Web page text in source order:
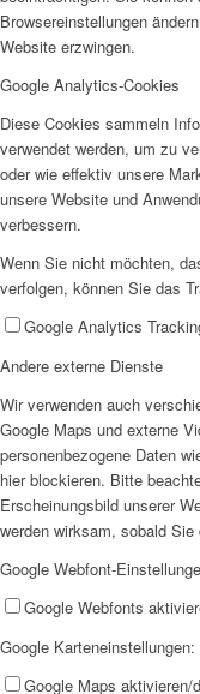
Browsereinstellungen
Website erzwingen.
Google Analytics-Cookies
Diese Cookies sammeln
verwendet werden, um zu
oder wie effektiv unsere
unsere Website und
verbessern.
Wenn Sie nicht möchten,
verfolgen, können Sie das
Google Analytics
Andere externe Dienste
Wir verwenden auch
Google Maps und externe
personenbezogene Daten
hier blockieren. Bitte
Erscheinungsbild unserer
werden wirksam, sobald
Google Webfont-
Google Webfonts
Google Karteneinstellungen:
Google Maps aktivieren/